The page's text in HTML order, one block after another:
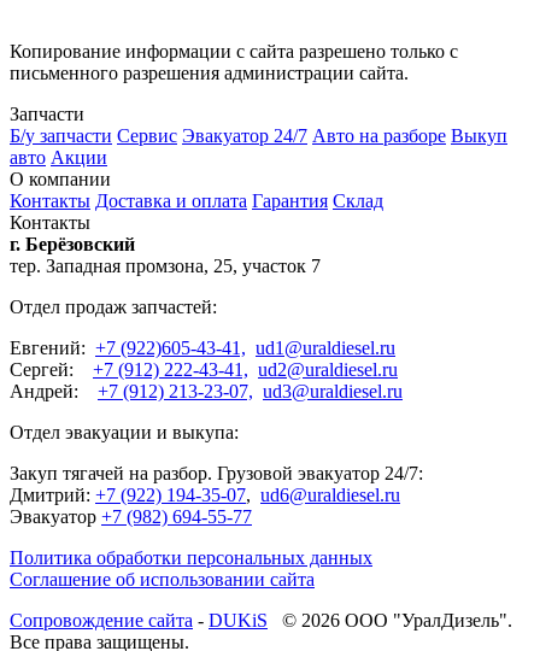
Копирование информации с сайта разрешено только с
письменного разрешения администрации сайта.
Запчасти
Б/у запчасти Сервис Эвакуатор 24/7 Авто на разборе Выкуп
авто Акции
О компании
Контакты Доставка и оплата Гарантия Склад
Контакты
г. Берёзовский
тер. Западная промзона, 25, участок 7
Отдел продаж запчастей:
Евгений: +7 (922)605-43-41, ud1@uraldiesel.ru
Сергей: +7 (912) 222-43-41, ud2@uraldiesel.ru
Андрей: +7 (912) 213-23-07, ud3@uraldiesel.ru
Отдел эвакуации и выкупа:
Закуп тягачей на разбор. Грузовой эвакуатор 24/7:
Дмитрий: +7 (922) 194-35-07, ud6@uraldiesel.ru
Эвакуатор +7 (982) 694-55-77
Политика обработки персональных данных
Соглашение об использовании сайта
Cопровождение сайта - DUKiS © 2026 ООО "УралДизель".
Все права защищены.